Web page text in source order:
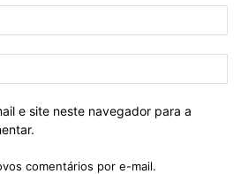
e site neste navegador para a
comentários por e-mail.